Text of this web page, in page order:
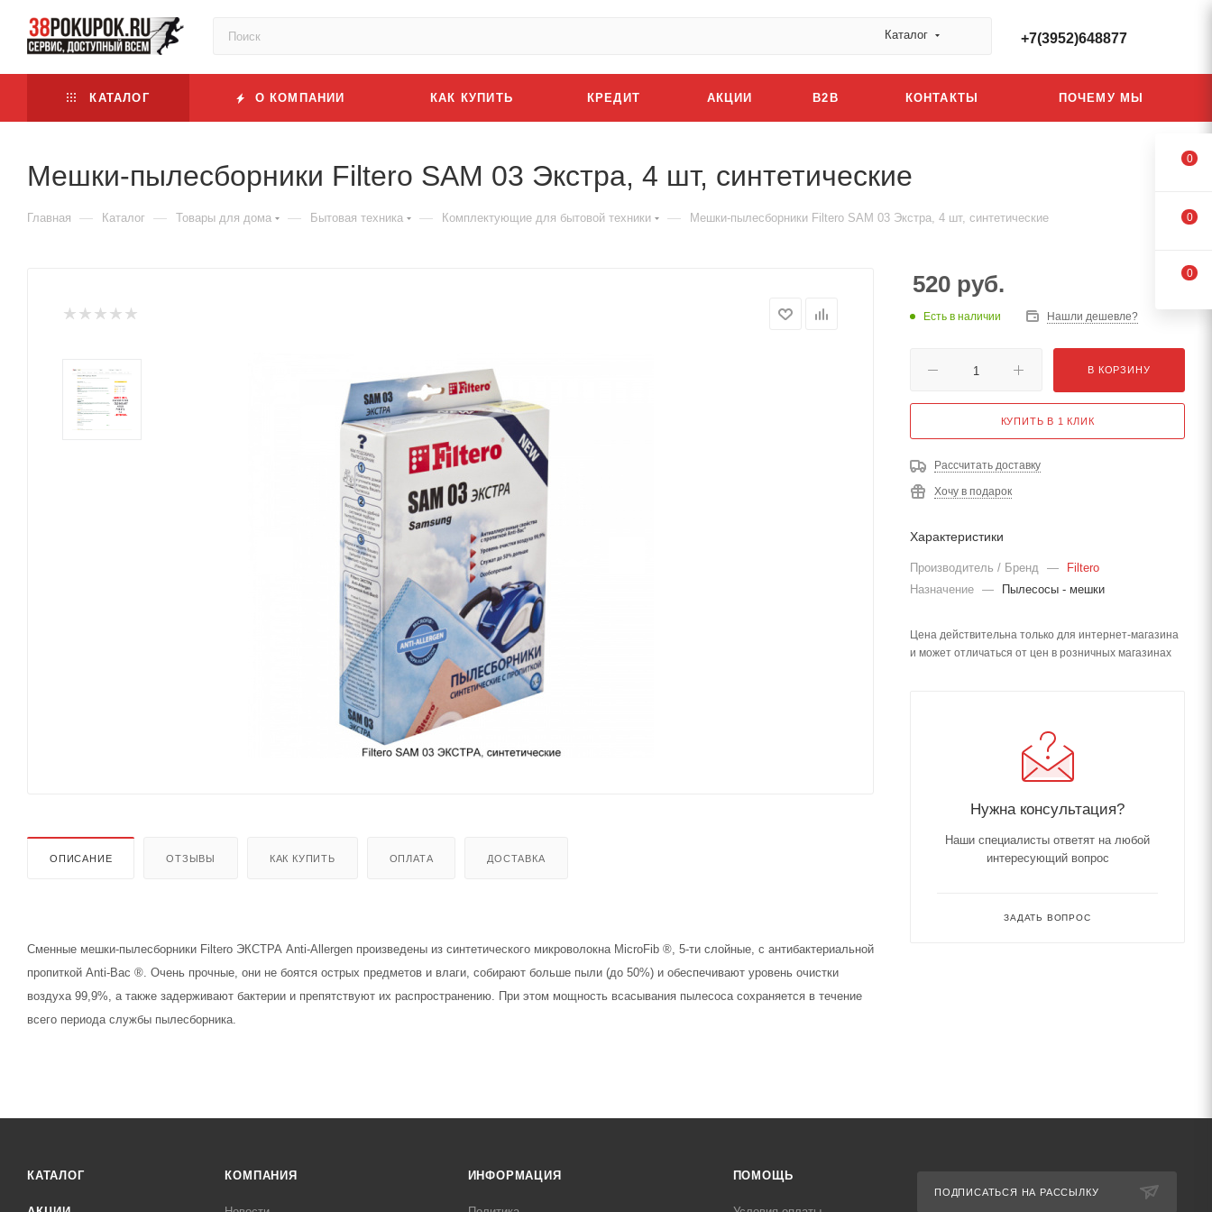
Каталог +7(3952)648877
КАТАЛОГ О КОМПАНИИ КАК КУПИТЬ КРЕДИТ АКЦИИ B2B КОНТАКТЫ ПОЧЕМУ МЫ
Мешки-пылесборники Filtero SAM 03 Экстра, 4 шт, синтетические
Главная — Каталог — Товары для дома — Бытовая техника — Комплектующие для бытовой техники — Мешки-пылесборники Filtero SAM 03 Экстра, 4 шт, синтетические
ОПИСАНИЕ ОТЗЫВЫ КАК КУПИТЬ ОПЛАТА ДОСТАВКА
Сменные мешки-пылесборники Filtero ЭКСТРА Anti-Allergen произведены из синтетического микроволокна MicroFib ®, 5-ти слойные, с антибактериальной
пропиткой Anti-Bac ®. Очень прочные, они не боятся острых предметов и влаги, собирают больше пыли (до 50%) и обеспечивают уровень очистки
воздуха 99,9%, а также задерживают бактерии и препятствуют их распространению. При этом мощность всасывания пылесоса сохраняется в течение
всего периода службы пылесборника.
520 руб.
Есть в наличии Нашли дешевле?
В КОРЗИНУ
КУПИТЬ В 1 КЛИК
Рассчитать доставку
Хочу в подарок
Характеристики
Производитель / Бренд —
Filtero
Назначение — Пылесосы - мешки
Цена действительна только для интернет-магазина
и может отличаться от цен в розничных магазинах
Нужна консультация?
Наши специалисты ответят на любой
интересующий вопрос
ЗАДАТЬ ВОПРОС
КАТАЛОГ КОМПАНИЯ ИНФОРМАЦИЯ ПОМОЩЬ
ПОДПИСАТЬСЯ НА РАССЫЛКУ
0
0
0